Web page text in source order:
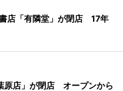
店「有隣堂」が閉店 17年
原店」が閉店 オープンから